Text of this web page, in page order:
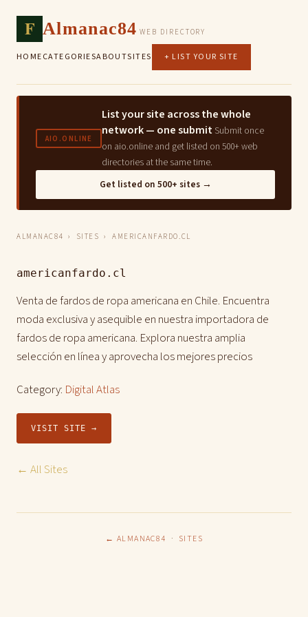
F Almanac84 WEB DIRECTORY
HOMECATEGORIESABOUTSITES + LIST YOUR SITE
AIO.ONLINE
List your site across the whole
network — one submit Submit once
on aio.online and get listed on 500+ web
directories at the same time.
Get listed on 500+ sites →
ALMANAC84 › SITES › AMERICANFARDO.CL
americanfardo.cl
Venta de fardos de ropa americana en Chile. Encuentra
moda exclusiva y asequible en nuestra importadora de
fardos de ropa americana. Explora nuestra amplia
selección en línea y aprovecha los mejores precios
Category: Digital Atlas
VISIT SITE →
← All Sites
← ALMANAC84 · SITES